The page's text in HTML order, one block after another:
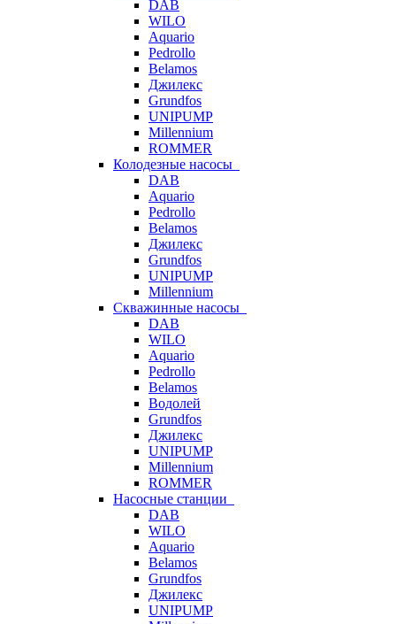
DAB
WILO
Aquario
Pedrollo
Belamos
Джилекс
Grundfos
UNIPUMP
Millennium
ROMMER
Колодезные насосы
DAB
Aquario
Pedrollo
Belamos
Джилекс
Grundfos
UNIPUMP
Millennium
Скважинные насосы
DAB
WILO
Aquario
Pedrollo
Belamos
Водолей
Grundfos
Джилекс
UNIPUMP
Millennium
ROMMER
Насосные станции
DAB
WILO
Aquario
Belamos
Grundfos
Джилекс
UNIPUMP